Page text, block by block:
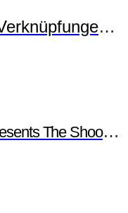
erstellen
- Behind the scenes